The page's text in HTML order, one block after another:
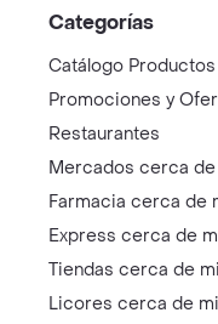
Categorías
Catálogo Productos
Promociones y
Restaurantes
Mercados cerca
Farmacia cerca de
Express cerca de
Tiendas cerca de mi
Licores cerca de mi